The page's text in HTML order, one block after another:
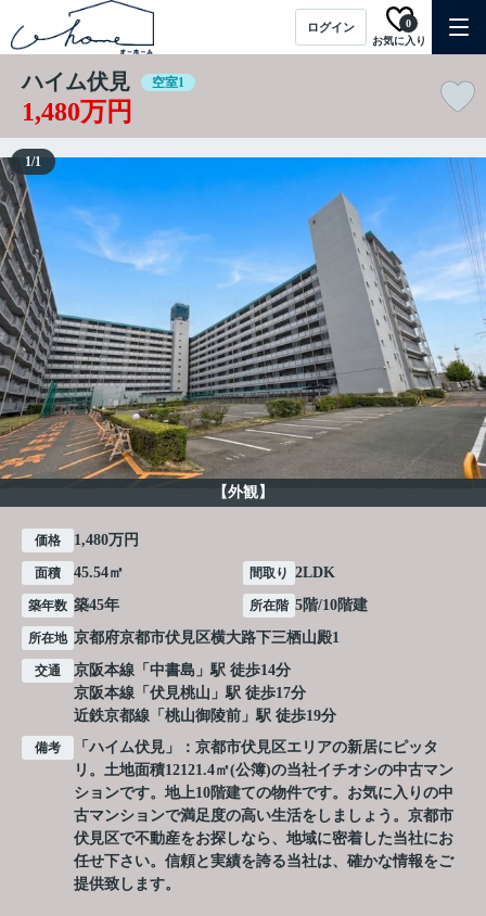
ログイン
お気に入り
0
ハイム伏見 空室1
1,480万円
【外観】
1/1
価格 1,480万円
面積 45.54㎡ 間取り 2LDK
築年数 築45年 所在階 5階/10階建
所在地 京都府京都市伏見区横大路下三栖山殿1
交通 京阪本線 「 中書島 」駅 徒歩14分
京阪本線 「 伏見桃山 」駅 徒歩17分
近鉄京都線 「 桃山御陵前 」駅 徒歩19分
備考
「ハイム伏見」：京都市伏見区エリアの新居にピッタ
リ。土地面積12121.4㎡(公簿)の当社イチオシの中古マン
ションです。地上10階建ての物件です。お気に入りの中
古マンションで満足度の高い生活をしましょう。京都市
伏見区で不動産をお探しなら、地域に密着した当社にお
任せ下さい。信頼と実績を誇る当社は、確かな情報をご
提供致します。